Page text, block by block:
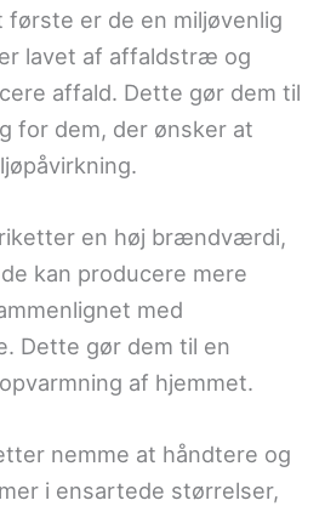
er de en miljøvenlig
lavet af affaldstræ og
affald. Dette gør dem til
for dem, der ønsker at
en høj brændværdi,
kan producere mere
med
Dette gør dem til en
af hjemmet.
nemme at håndtere og
i ensartede størrelser,